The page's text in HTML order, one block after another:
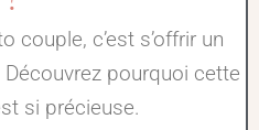
couple, c’est s’offrir un
pourquoi cette
si précieuse.